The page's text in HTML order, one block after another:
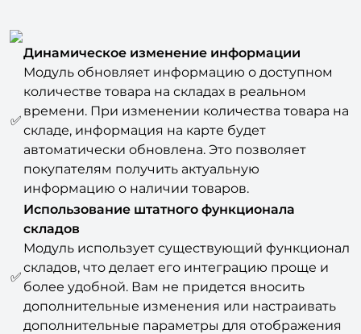
✅
Динамическое изменение информации
Модуль обновляет информацию о доступном
количестве товара на складах в реальном
времени. При изменении количества товара на
складе, информация на карте будет
автоматически обновлена. Это позволяет
покупателям получить актуальную
информацию о наличии товаров.
✅
Использование штатного функционала
складов
Модуль использует существующий функционал
складов, что делает его интеграцию проще и
более удобной. Вам не придется вносить
дополнительные изменения или настраивать
дополнительные параметры для отображения